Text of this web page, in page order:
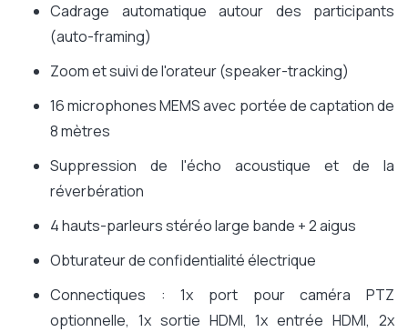
Cadrage automatique autour des participants
(auto-framing)
Zoom et suivi de l'orateur (speaker-tracking)
16 microphones MEMS avec portée de captation de
8 mètres
Suppression de l'écho acoustique et de la
réverbération
4 hauts-parleurs stéréo large bande + 2 aigus
Obturateur de confidentialité électrique
Connectiques : 1x port pour caméra PTZ
optionnelle, 1x sortie HDMI, 1x entrée HDMI, 2x